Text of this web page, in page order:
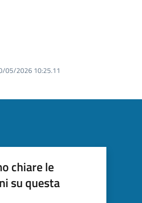
05/2026 10:25.11
chiare le
su questa